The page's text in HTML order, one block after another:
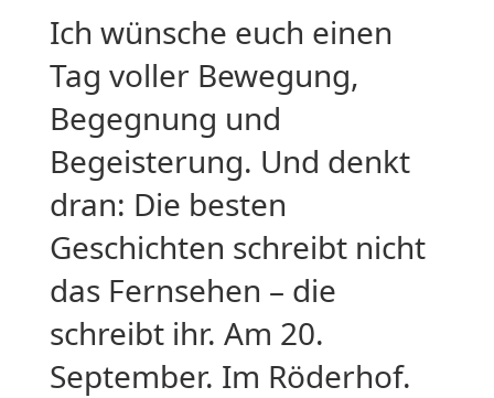
Ich wünsche euch einen
Tag voller Bewegung,
Begegnung und
Begeisterung. Und denkt
dran: Die besten
Geschichten schreibt nicht
das Fernsehen – die
schreibt ihr. Am 20.
September. Im Röderhof.